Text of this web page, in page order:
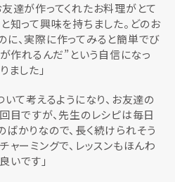
達が作ってくれたお料理がとて
知って興味を持ちました。どのお
、実際に作ってみると簡単でび
作れるんだ”という自信になっ
ました」
て考えるようになり、お友達の
目ですが、先生のレシピは毎日
かりなので、長く続けられそう
ャーミングで、レッスンもほんわ
いです」